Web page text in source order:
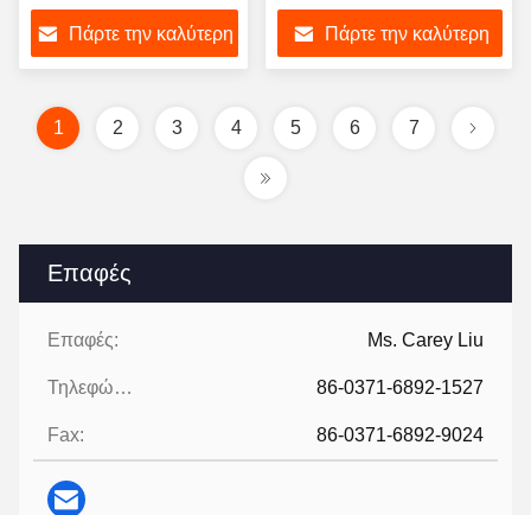
Επαφές
Επαφές: Ms. Carey Liu
Τηλεφώνημα: 86-0371-6892-1527
Fax: 86-0371-6892-9024
σφαίρας ευέλικτος
ελαστικός συνδυασμός
ιδανικός για σταθμούς
και εφαρμογές βαριάς
βιομηχανίας
Πάρτε την καλύτερη
Pipe Connections
Πάρτε την καλύτερη
1 2 3 4 5 6 7